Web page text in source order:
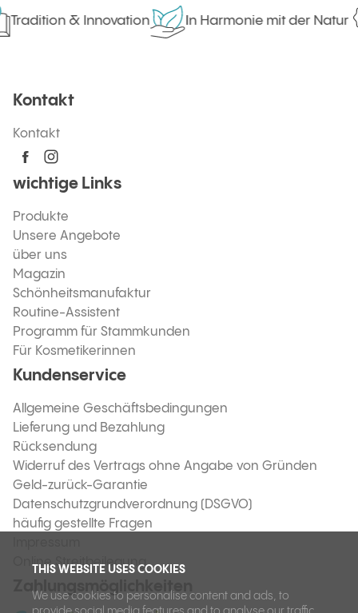
THIS WEBSITE USES COOKIES
We use cookies to personalise content and ads, to
Tradition & Innovation In Harmonie mit der Natur
Kontakt
Kontakt
wichtige Links
Produkte
Unsere Angebote
über uns
Magazin
Schönheitsmanufaktur
Routine-Assistent
Programm für Stammkunden
Für Kosmetikerinnen
Kundenservice
Allgemeine Geschäftsbedingungen
Lieferung und Bezahlung
Rücksendung
Widerruf des Vertrags ohne Angabe von Gründen
Geld-zurück-Garantie
Datenschutzgrundverordnung (DSGVO)
häufig gestellte Fragen
Online Streitbeilegung
Zahlungsmöglichkeiten